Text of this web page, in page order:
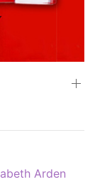
Arden